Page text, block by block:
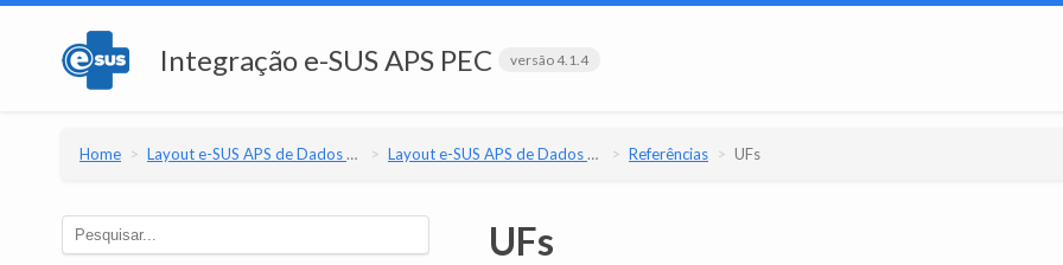
Integração e-SUS APS PEC versão 4.1.4
Home Layout e-SUS APS de Dados e Interface Layout e-SUS APS de Dados e Interface Versão 4.1.4 Referências UFs
UFs